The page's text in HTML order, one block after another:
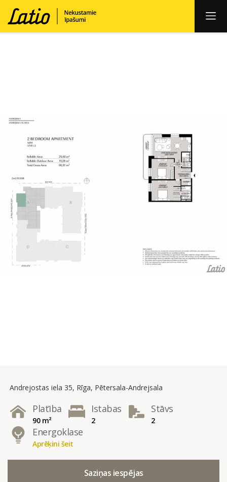
Andrejostas iela 35, Rīga, Pētersala-Andrejsala
Platība
90 m²
Istabas
2
Stāvs
2
Energoklase
Aprēķini šeit
Saziņas iespējas